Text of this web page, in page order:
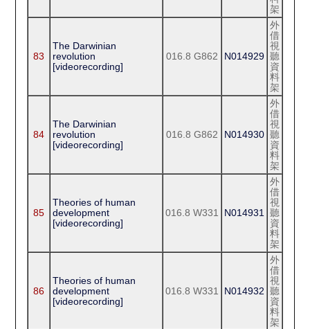
架
83
The Darwinian
revolution
[videorecording]
016.8 G862 N014929
外
借
視
聽
資
料
架
84
The Darwinian
revolution
[videorecording]
016.8 G862 N014930
外
借
視
聽
資
料
架
85
Theories of human
development
[videorecording]
016.8 W331 N014931
外
借
視
聽
資
料
架
86
Theories of human
development
[videorecording]
016.8 W331 N014932
外
借
視
聽
資
料
架